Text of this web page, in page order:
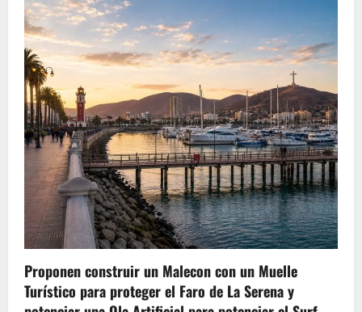
Proponen construir un Malecon con un Muelle
Turístico para proteger el Faro de La Serena y